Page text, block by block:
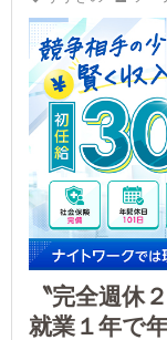
〝完全週休
就業１年で